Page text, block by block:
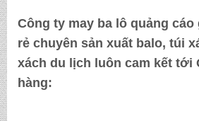
Công ty may ba lô quảng cáo
rẻ chuyên sản xuất balo, túi
xách du lịch luôn cam kết tới
hàng: